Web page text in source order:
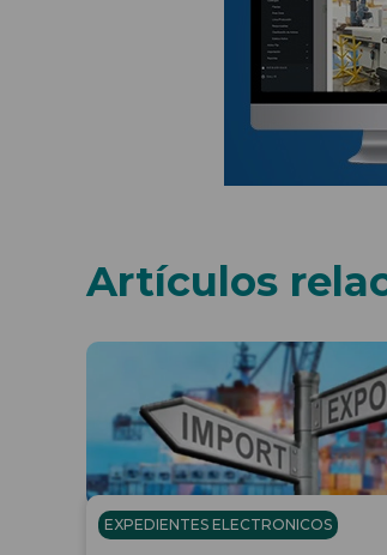
Artículos
EXPEDIENTES ELECTRONICOS